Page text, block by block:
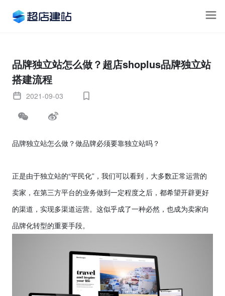
品牌独立站怎么做？超店shoplus品牌独立站
搭建流程
2021-09-03
品牌独立站怎么做 ？做品牌必须要靠独立站吗？
正是由于独立站的“平民化” ，我们可以看到，大多数正常运营的
卖家，在第三方平台的业务做到一定程度之后，都希望开辟更好
的渠道，实现多渠道运营。这似乎成了一种必然，也成为卖家向
品牌化转型的重要手段。